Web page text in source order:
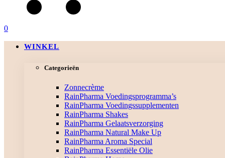
0
WINKEL
Categorieën
Zonnecrème
RainPharma Voedingsprogramma’s
RainPharma Voedingssupplementen
RainPharma Shakes
RainPharma Gelaatsverzorging
RainPharma Natural Make Up
RainPharma Aroma Special
RainPharma Essentiële Olie